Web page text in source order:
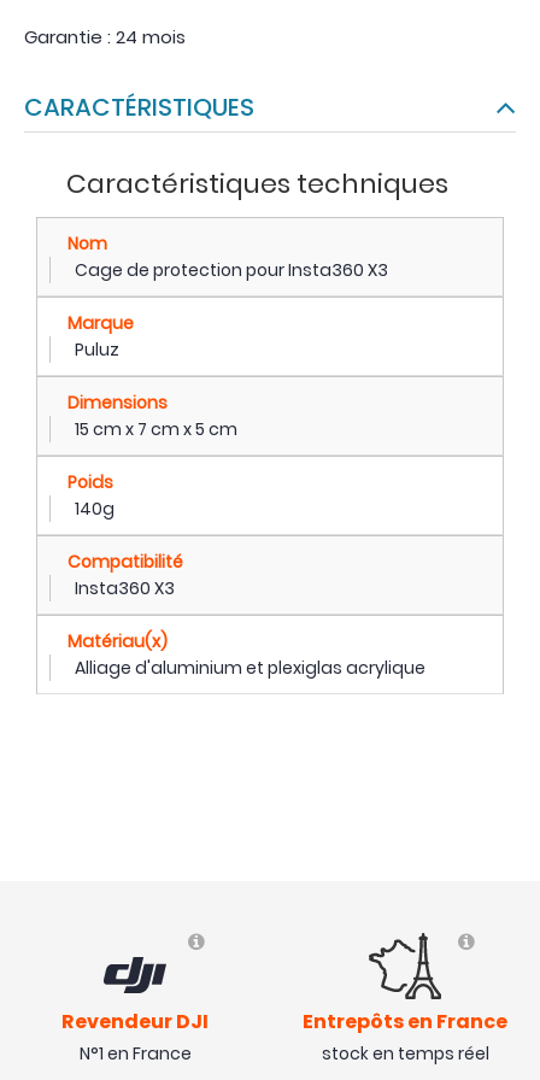
Garantie : 24 mois
CARACTÉRISTIQUES
Caractéristiques techniques
Nom
Cage de protection pour Insta360 X3
Marque
Puluz
Dimensions
15 cm x 7 cm x 5 cm
Poids
140g
Compatibilité
Insta360 X3
Matériau(x)
Alliage d'aluminium et plexiglas acrylique
Revendeur DJI
N°1 en France
Entrepôts en France
stock en temps réel